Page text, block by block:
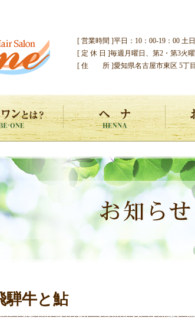
[ 営業時間 ]平日：10：00-19：00 土
[ 定 休 日 ]毎週月曜日、第2・第3火曜
[ 住 所 ]愛知県名古屋市東区 5丁目
牛と鮎